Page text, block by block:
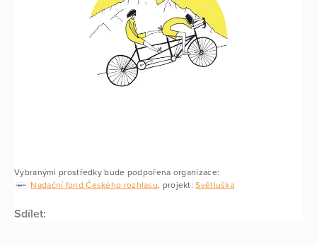
Vybranými prostředky bude podpořena organizace:
Nadační fond Českého rozhlasu , projekt:Světluška
Sdílet: